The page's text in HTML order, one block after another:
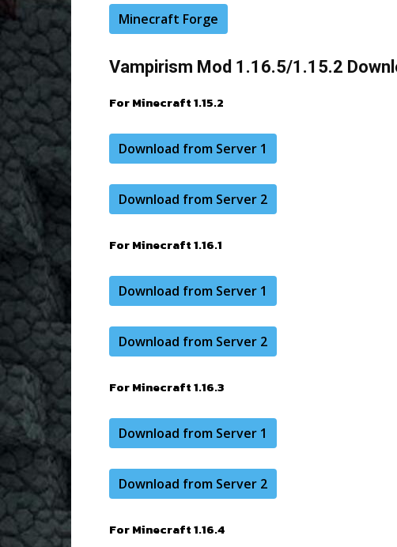
Minecraft Forge
Vampirism Mod 1.16.5/1.15.2
For Minecraft 1.15.2
Download from Server 1
Download from Server 2
For Minecraft 1.16.1
Download from Server 1
Download from Server 2
For Minecraft 1.16.3
Download from Server 1
Download from Server 2
For Minecraft 1.16.4